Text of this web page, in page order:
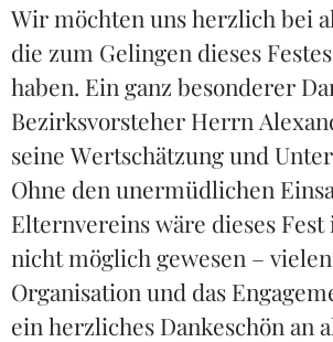
Wir möchten uns herzlich bei
die zum Gelingen dieses
haben. Ein ganz besonderer
Bezirksvorsteher Herrn
seine Wertschätzung und
Ohne den unermüdlichen
Elternvereins wäre dieses
nicht möglich gewesen –
Organisation und das
ein herzliches Dankeschön an